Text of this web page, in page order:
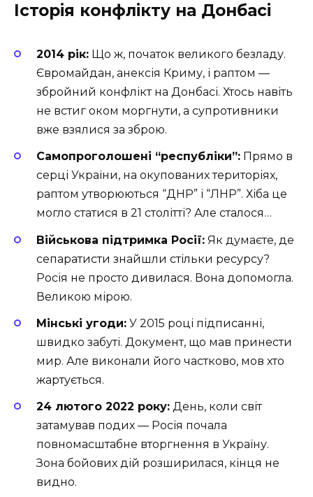
Історія конфлікту на Донбасі
2014 рік: Що ж, початок великого безладу.
Євромайдан, анексія Криму, і раптом —
збройний конфлікт на Донбасі. Хтось навіть
не встиг оком моргнути, а супротивники
вже взялися за зброю.
Самопроголошені “республіки”: Прямо в
серці України, на окупованих територіях,
раптом утворюються “ДНР” і “ЛНР”. Хіба це
могло статися в 21 столітті? Але сталося…
Військова підтримка Росії: Як думаєте, де
сепаратисти знайшли стільки ресурсу?
Росія не просто дивилася. Вона допомогла.
Великою мірою.
Мінські угоди: У 2015 році підписанні,
швидко забуті. Документ, що мав принести
мир. Але виконали його частково, мов хто
жартується.
24 лютого 2022 року: День, коли світ
затамував подих — Росія почала
повномасштабне вторгнення в Україну.
Зона бойових дій розширилася, кінця не
видно.